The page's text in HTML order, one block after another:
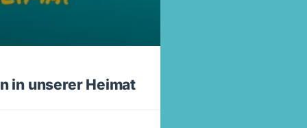
in unserer Heimat